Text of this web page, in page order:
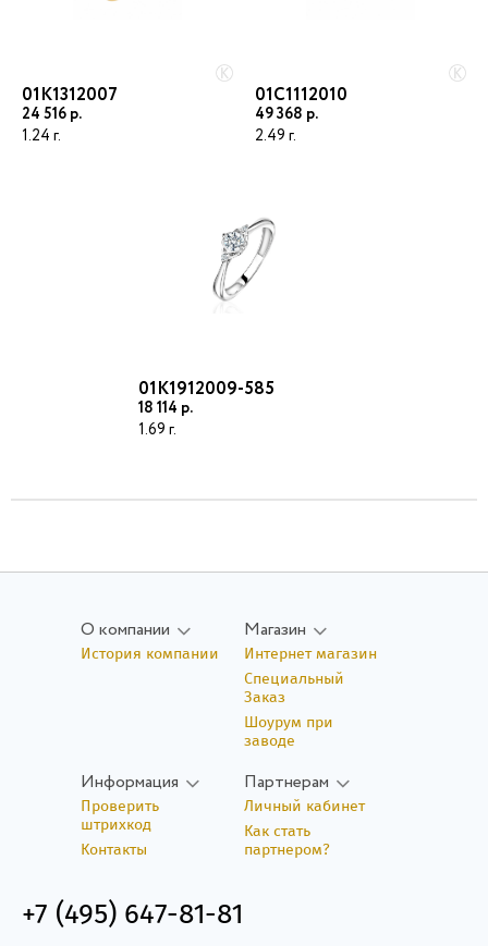
Восстановить пароль
01К1312007
24 516
1.24
01С1112010
49 368
2.49
01К1912009-585
18 114
1.69
О компании
История компании
Магазин
Интернет магазин
Специальный
Заказ
Шоурум при
заводе
Информация
Проверить
штрихкод
Контакты
Партнерам
Личный кабинет
Как стать
партнером?
+7 (495) 647-81-81